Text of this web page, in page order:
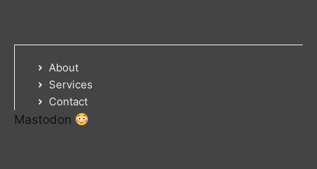
About
Services
Contact
Mastodon